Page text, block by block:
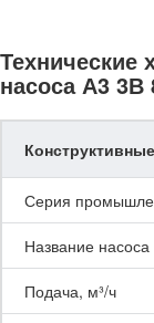
Технические
насоса А3 3В
Серия
Название насоса
Подача, м³/ч